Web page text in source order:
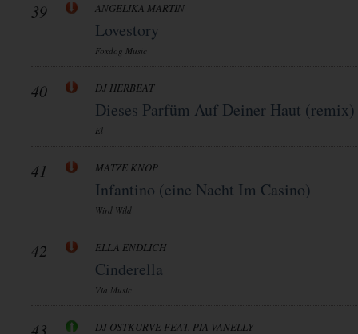
39 ANGELIKA MARTIN
Lovestory
Foxdog Music
40 DJ HERBEAT
Dieses Parfüm Auf Deiner Haut (remix)
El
41 MATZE KNOP
Infantino (eine Nacht Im Casino)
Wird Wild
42 ELLA ENDLICH
Cinderella
Via Music
DJ OSTKURVE FEAT. PIA VANELLY